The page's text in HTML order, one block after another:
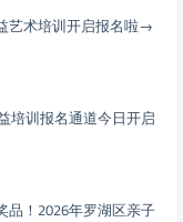
艺术培训开启报名啦→
培训报名通道今日开启
品！2026年罗湖区亲子